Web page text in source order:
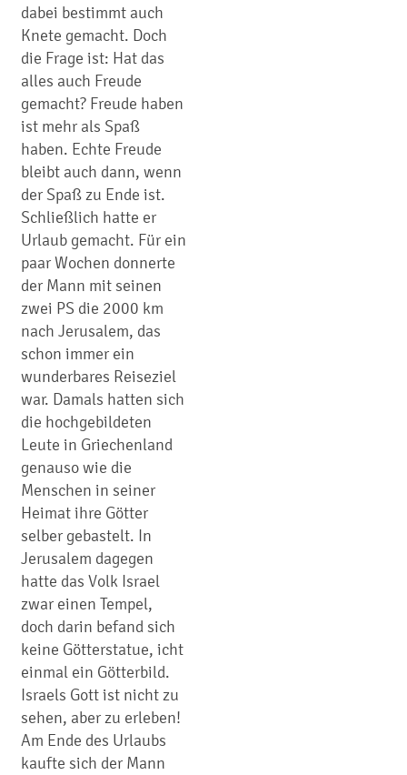
dabei bestimmt auch
Knete gemacht. Doch
die Frage ist: Hat das
alles auch Freude
gemacht? Freude haben
ist mehr als Spaß
haben. Echte Freude
bleibt auch dann, wenn
der Spaß zu Ende ist.
Schließlich hatte er
Urlaub gemacht. Für ein
paar Wochen donnerte
der Mann mit seinen
zwei PS die 2000 km
nach Jerusalem, das
schon immer ein
wunderbares Reiseziel
war. Damals hatten sich
die hochgebildeten
Leute in Griechenland
genauso wie die
Menschen in seiner
Heimat ihre Götter
selber gebastelt. In
Jerusalem dagegen
hatte das Volk Israel
zwar einen Tempel,
doch darin befand sich
keine Götterstatue, icht
einmal ein Götterbild.
Israels Gott ist nicht zu
sehen, aber zu erleben!
Am Ende des Urlaubs
kaufte sich der Mann